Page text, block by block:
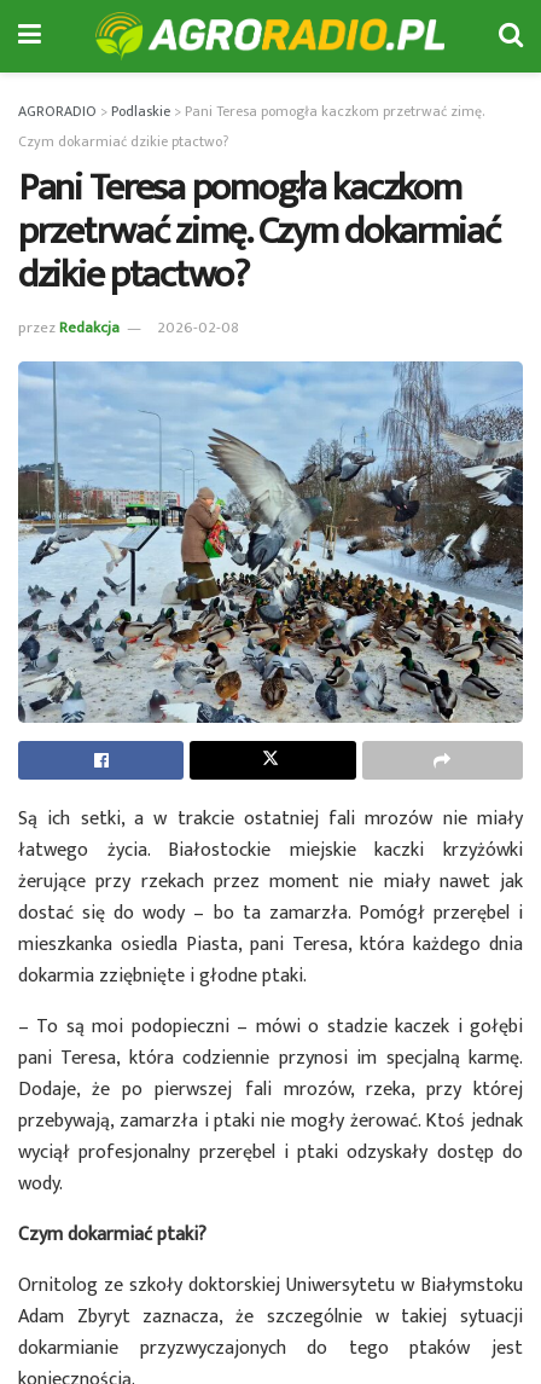
AGRORADIO >Podlaskie > Pani Teresa pomogła kaczkom przetrwać zimę.
Czym dokarmiać dzikie ptactwo?
Pani Teresa pomogła kaczkom
przetrwać zimę. Czym dokarmiać
dzikie ptactwo?
przezRedakcja 2026-02-08
Są ich setki, a w trakcie ostatniej fali mrozów nie miały
łatwego życia. Białostockie miejskie kaczki krzyżówki
żerujące przy rzekach przez moment nie miały nawet jak
dostać się do wody – bo ta zamarzła. Pomógł przerębel i
mieszkanka osiedla Piasta, pani Teresa, która każdego dnia
dokarmia zziębnięte i głodne ptaki.
– To są moi podopieczni – mówi o stadzie kaczek i gołębi
pani Teresa, która codziennie przynosi im specjalną karmę.
Dodaje, że po pierwszej fali mrozów, rzeka, przy której
przebywają, zamarzła i ptaki nie mogły żerować. Ktoś jednak
wyciął profesjonalny przerębel i ptaki odzyskały dostęp do
wody.
Czym dokarmiać ptaki?
Ornitolog ze szkoły doktorskiej Uniwersytetu w Białymstoku
Adam Zbyryt zaznacza, że szczególnie w takiej sytuacji
dokarmianie przyzwyczajonych do tego ptaków jest